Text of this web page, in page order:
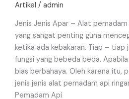
Artikel / admin
Jenis Jenis Apar – Alat
yang sangat penting guna
ketika ada kebakaran. Tiap – tiap
fungsi yang bebeda beda.
bias berbahaya. Oleh karena itu,
jenis jenis alat pemadam api
Pemadam Api